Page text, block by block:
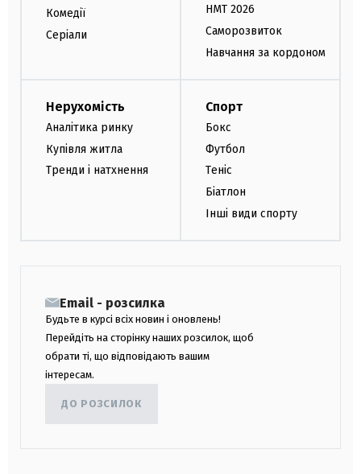
Комедії
Серіали
НМТ 2026
Саморозвиток
Навчання за кордоном
Нерухомість
Аналітика ринку
Купівля житла
Тренди і натхнення
Спорт
Бокс
Футбол
Теніс
Біатлон
Інші види спорту
Email - розсилка
Будьте в курсі всіх новин і оновлень!
Перейдіть на сторінку наших розсилок, щоб
обрати ті, що відповідають вашим
інтересам.
ДО РОЗСИЛОК